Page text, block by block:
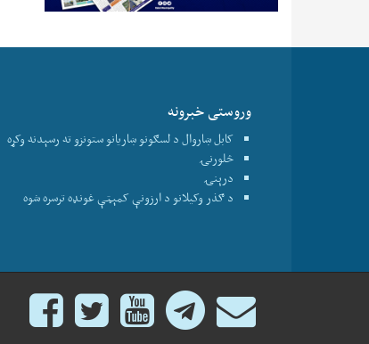
وروستی خبرونه
کابل ښاروال د لسګونو ښاریانو ستونزو ته رسېدنه وکړه
څلورنۍ
درېنۍ
د ګذر وکیلانو د ارزونې کمېټې غونډه ترسره شوه